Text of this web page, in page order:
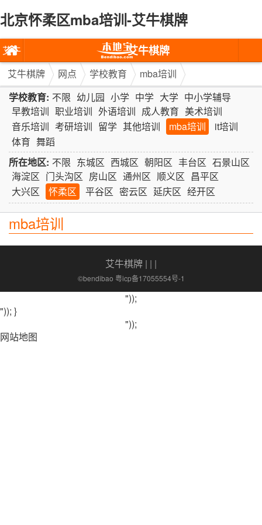
北京怀柔区mba培训-艾牛棋牌
艾牛
棋牌
艾牛棋牌
艾牛棋牌 网点 学校教育
mba培训
学校教育: 不限 幼儿园 小学 中学 大学 中小学辅导
早教培训 职业培训 外语培训 成人教育 美术培训
音乐培训 考研培训 留学 其他培训 mba培训
it培训
体育 舞蹈
所在地区: 不限 东城区 西城区 朝阳区 丰台区 石景山区
海淀区 门头沟区 房山区 通州区 顺义区 昌平区
大兴区
怀柔区 平谷区 密云区 延庆区 经开区
mba培训
艾牛棋牌 | | |
©bendibao 粤icp备17055554号-1
"));
")); }
"));
网站地图